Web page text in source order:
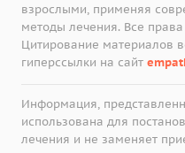
взрослыми, применяя
методы лечения. Все
Цитирование материалов
гиперссылки на сайт
Информация,
использована для
лечения и не заменяет